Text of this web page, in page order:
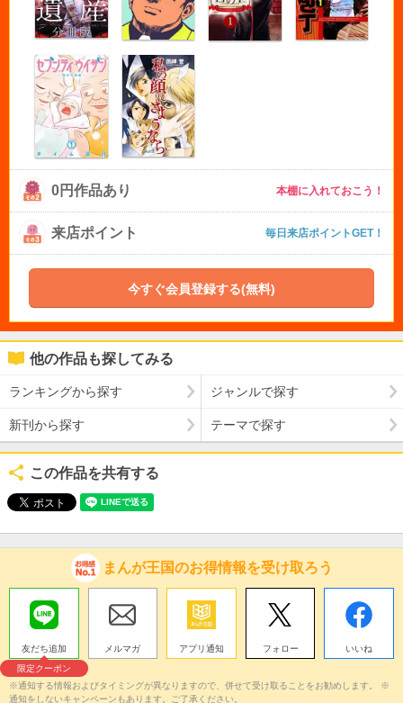
0円作品あり 本棚に入れておこう！
来店ポイント 毎日来店ポイントGET！
今すぐ会員登録する(無料)
他の作品も探してみる
ランキングから探す ジャンルで探す
新刊から探す テーマで探す
この作品を共有する
まんが王国のお得情報を受け取ろう
友だち追加
限定クーポン
メルマガ アプリ通知 フォロー いいね
※通知する情報およびタイミングが異なりますので、併せて受け取ることをお勧めします。 ※
通知をしないキャンペーンもあります。ご了承ください。